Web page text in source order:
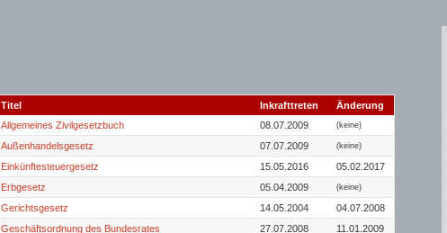
Titel Inkrafttreten
Änderung
Allgemeines Zivilgesetzbuch 08.07.2009 (keine)
Außenhandelsgesetz 07.07.2009 (keine)
Einkünftesteuergesetz 15.05.2016
05.02.2017
Erbgesetz 05.04.2009 (keine)
Gerichtsgesetz 14.05.2004 04.07.2008
Geschäftsordnung des Bundesrates 27.07.2008
11.01.2009